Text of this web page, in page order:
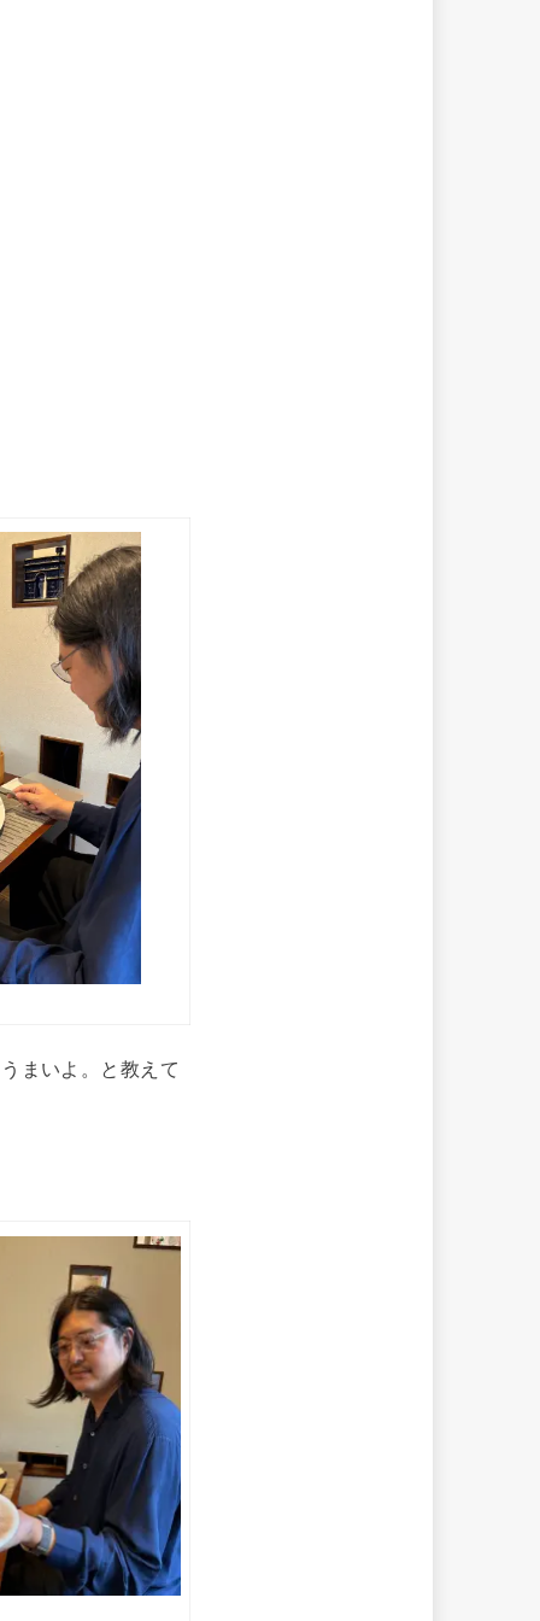
まいよ。と教えて